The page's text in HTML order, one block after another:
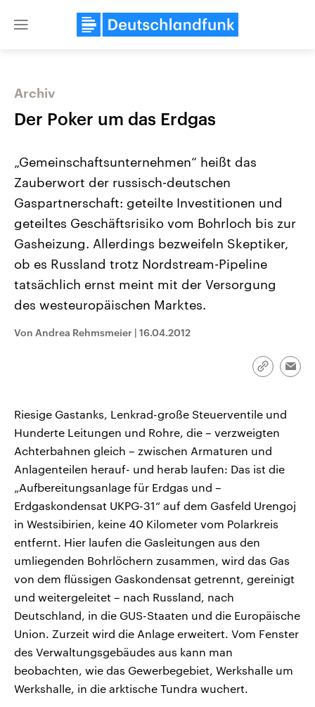
Close
Landtagswahl Sachsen-Anhalt
2026
Alle Informationen
Sachsen-Anhalt wählt am 6.
September 2026 einen neuen
Landtag. Seit 2021 wird das
Bundesland von einer Koalition aus
Umfragen, Prognosen,
USA
Aktuelle Beiträge,
Hintergründe
Wirtschaftlich und
gehören die Vereinigten
den mächtigsten Ländern
mit großem Einfluss auf
Archiv
Der Poker um das Erdgas
„Gemeinschaftsunternehmen“ heißt das
Zauberwort der russisch-deutschen
Gaspartnerschaft: geteilte Investitionen und
geteiltes Geschäftsrisiko vom Bohrloch bis zur
Gasheizung. Allerdings bezweifeln Skeptiker,
ob es Russland trotz Nordstream-Pipeline
tatsächlich ernst meint mit der Versorgung
des westeuropäischen Marktes.
Von Andrea Rehmsmeier | 16.04.2012
Link
Riesige Gastanks, Lenkrad-große Steuerventile und
Hunderte Leitungen und Rohre, die – verzweigten
Achterbahnen gleich – zwischen Armaturen und
Anlagenteilen herauf- und herab laufen: Das ist die
„Aufbereitungsanlage für Erdgas und –
Erdgaskondensat UKPG-31“ auf dem Gasfeld Urengoj
in Westsibirien, keine 40 Kilometer vom Polarkreis
entfernt. Hier laufen die Gasleitungen aus den
umliegenden Bohrlöchern zusammen, wird das Gas
von dem flüssigen Gaskondensat getrennt, gereinigt
und weitergeleitet – nach Russland, nach
Deutschland, in die GUS-Staaten und die Europäische
Union. Zurzeit wird die Anlage erweitert. Vom Fenster
des Verwaltungsgebäudes aus kann man
beobachten, wie das Gewerbegebiet, Werkshalle um
Werkshalle, in die arktische Tundra wuchert.